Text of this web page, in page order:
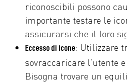
riconoscibili possono
importante testare le
assicurarsi che il loro
Eccesso di icone: Utilizzare
sovraccaricare l’utente
Bisogna trovare un